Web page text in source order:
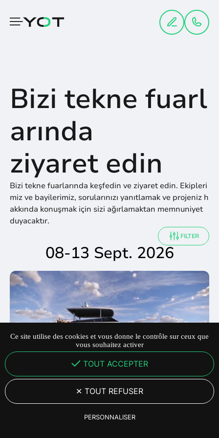
‎Bizi tekne fuarl
arında
ziyaret edin
‎Bizi tekne fuarlarında keşfedin ve ziyaret edin. Ekipleri
miz ve bayilerimiz, sorularınızı yanıtlamak ve projeniz h
akkında konuşmak için sizi ağırlamaktan memnuniyet
duyacaktır.
FILTER
08-13 Sept. 2026
CANNES, FRANSA
Ce site utilise des cookies et vous donne le contrôle sur ceux que
vous souhaitez activer
TOUT ACCEPTER
TOUT REFUSER
PERSONNALISER